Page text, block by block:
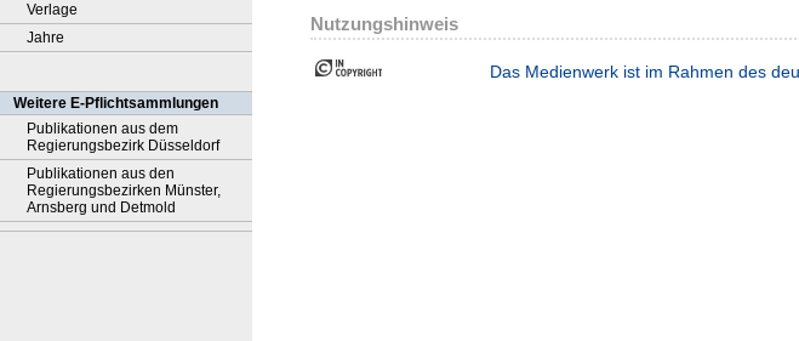
Verlage
Jahre
Weitere E-Pflichtsammlungen
Publikationen aus dem
Regierungsbezirk Düsseldorf
Publikationen aus den
Regierungsbezirken Münster,
Arnsberg und Detmold
Nutzungshinweis
Das Medienwerk ist im Rahmen des